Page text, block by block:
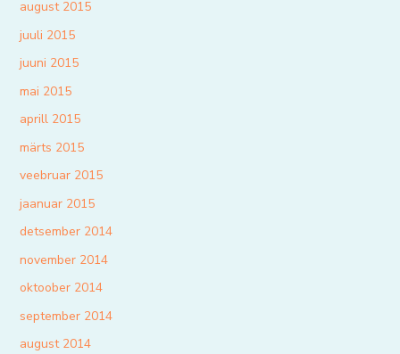
august 2015
juuli 2015
juuni 2015
mai 2015
aprill 2015
märts 2015
veebruar 2015
jaanuar 2015
detsember 2014
november 2014
oktoober 2014
september 2014
august 2014